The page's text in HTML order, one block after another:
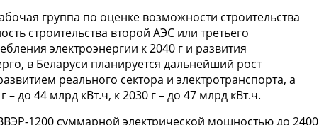
группа по оценке возможности строительства
строительства второй АЭС или третьего
электроэнергии к 2040 г и развития
в Беларуси планируется дальнейший рост
реального сектора и электротранспорта, а
до 44 млрд кВт.ч, к 2030 г – до 47 млрд кВт.ч.
1200 суммарной электрической мощностью до 2400